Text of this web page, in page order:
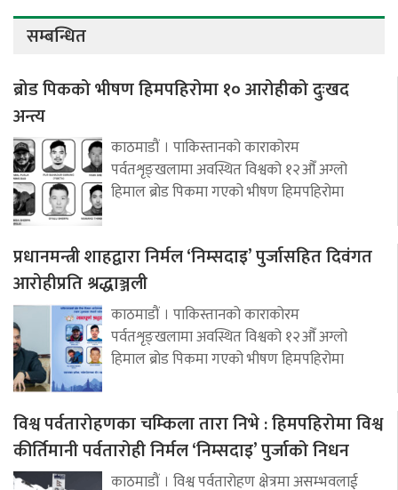
सम्बन्धित
ब्रोड पिकको भीषण हिमपहिरोमा १० आरोहीको दुःखद
अन्त्य
काठमाडौं । पाकिस्तानको काराकोरम
पर्वतशृङ्खलामा अवस्थित विश्वको १२औँ अग्लो
हिमाल ब्रोड पिकमा गएको भीषण हिमपहिरोमा
प्रधानमन्त्री शाहद्वारा निर्मल ‘निम्सदाइ’ पुर्जासहित दिवंगत
आरोहीप्रति श्रद्धाञ्जली
काठमाडौं । पाकिस्तानको काराकोरम
पर्वतशृङ्खलामा अवस्थित विश्वको १२औँ अग्लो
हिमाल ब्रोड पिकमा गएको भीषण हिमपहिरोमा
विश्व पर्वतारोहणका चम्किला तारा निभे : हिमपहिरोमा विश्व
कीर्तिमानी पर्वतारोही निर्मल ‘निम्सदाइ’ पुर्जाको निधन
काठमाडौं । विश्व पर्वतारोहण क्षेत्रमा असम्भवलाई